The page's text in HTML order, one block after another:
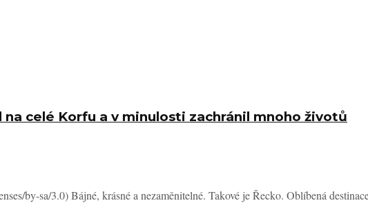
celé Korfu a v minulosti zachránil mnoho životů
by-sa/3.0) Bájné, krásné a nezaměnitelné. Takové je Řecko. Oblíbená